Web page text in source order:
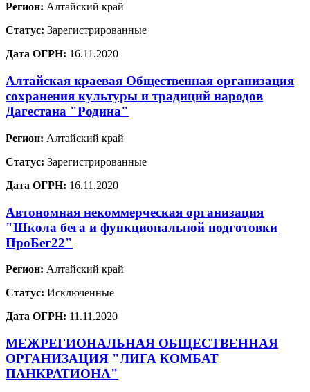
Регион: Алтайский край
Статус: Зарегистрированные
Дата ОГРН: 16.11.2020
Алтайская краевая Общественная организация
сохранения культуры и традиций народов
Дагестана "Родина"
Регион: Алтайский край
Статус: Зарегистрированные
Дата ОГРН: 16.11.2020
Автономная некоммерческая организация
"Школа бега и функциональной подготовки
ПроБег22"
Регион: Алтайский край
Статус: Исключенные
Дата ОГРН: 11.11.2020
МЕЖРЕГИОНАЛЬНАЯ ОБЩЕСТВЕННАЯ
ОРГАНИЗАЦИЯ "ЛИГА КОМБАТ
ПАНКРАТИОНА"